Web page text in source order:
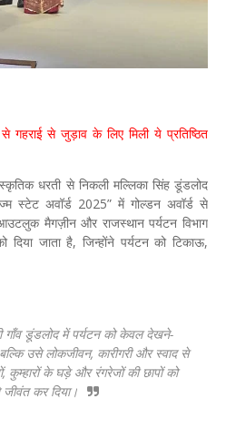
गहराई से जुड़ाव के लिए मिली ये प्रतिष्ठित
धरती से निकली मल्लिका सिंह डूंडलोद
स्टेट अवॉर्ड 2025” में गोल्डन अवॉर्ड से
मैगज़ीन और राजस्थान पर्यटन विभाग
दिया जाता है, जिन्होंने पर्यटन को टिकाऊ,
गाँव डूंडलोद में पर्यटन को केवल देखने-
उसे लोकजीवन, कारीगरी और स्वाद से
कुम्हारों के घड़े और रंगरेजों की छापों को
कर दिया।